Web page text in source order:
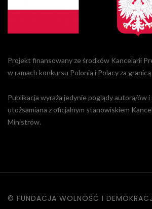
Projekt finansowany ze środków Kancelarii
w ramach konkursu Polonia i Polacy za
Publikacja wyraża jedynie poglądy autora/ów i
utożsamiana z oficjalnym stanowiskiem
Ministrów.
© FUNDACJA WOLNOŚĆ I